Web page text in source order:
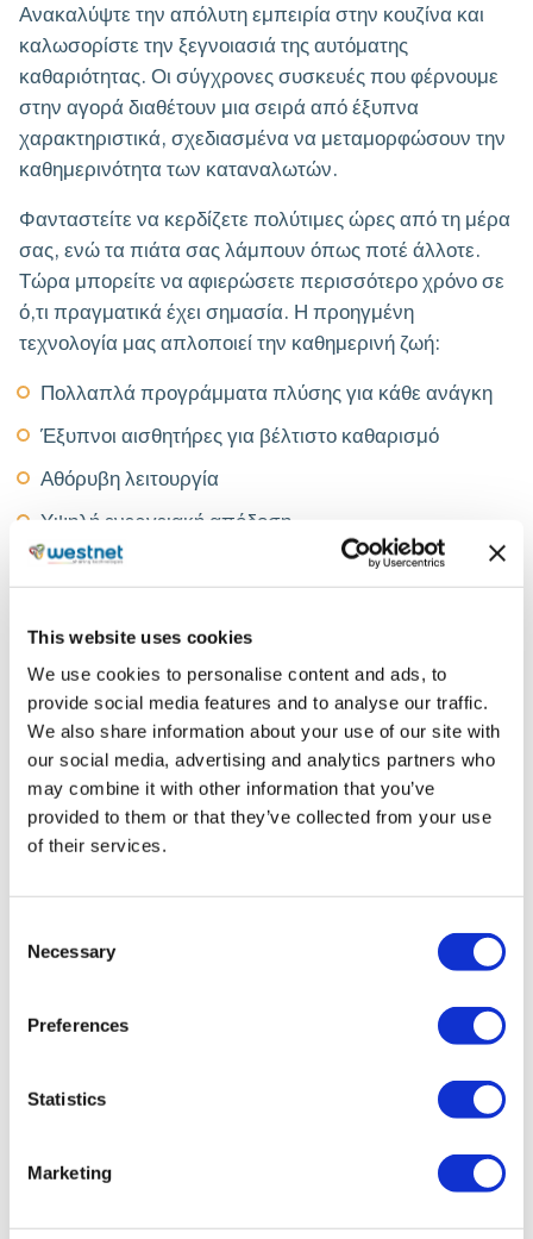
This website uses cookies
We use cookies to personalise content and ads, to
provide social media features and to analyse our traffic.
We also share information about your use of our site with
our social media, advertising and analytics partners who
may combine it with other information that you’ve
provided to them or that they’ve collected from your use
of their services.
Selection
Necessary
Preferences
Statistics
Marketing
Ανακαλύψτε την απόλυτη εμπειρία στην κουζίνα και
καλωσορίστε την ξεγνοιασιά της αυτόματης
καθαριότητας. Οι σύγχρονες συσκευές που φέρνουμε
στην αγορά διαθέτουν μια σειρά από έξυπνα
χαρακτηριστικά, σχεδιασμένα να μεταμορφώσουν την
καθημερινότητα των καταναλωτών.
Φανταστείτε να κερδίζετε πολύτιμες ώρες από τη μέρα
σας, ενώ τα πιάτα σας λάμπουν όπως ποτέ άλλοτε.
Τώρα μπορείτε να αφιερώσετε περισσότερο χρόνο σε
ό,τι πραγματικά έχει σημασία. Η προηγμένη
τεχνολογία μας απλοποιεί την καθημερινή ζωή:
Πολλαπλά προγράμματα πλύσης για κάθε ανάγκη
Έξυπνοι αισθητήρες για βέλτιστο καθαρισμό
Αθόρυβη λειτουργία
Υψηλή ενεργειακή απόδοση
στην κουζίνα σας με τη Westnet; Επικοινωνήστε μαζί
μας και ανακαλύψτε τη διαφορά!